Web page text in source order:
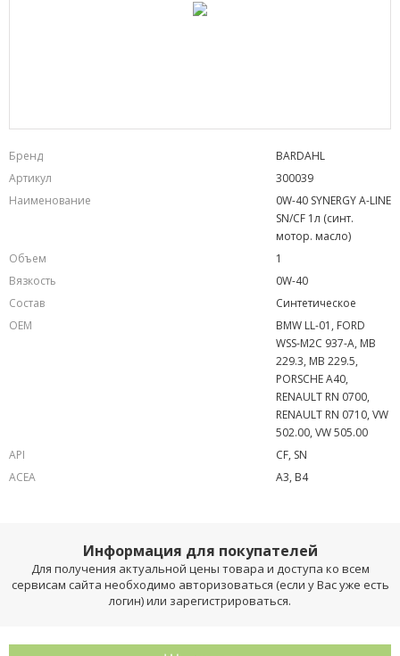
Бренд
BARDAHL
Артикул
300039
Наименование
0W-40 SYNERGY A-LINE
SN/CF 1л (синт.
мотор. масло)
Объем
1
Вязкость
0W-40
Состав
Синтетическое
OEM
BMW LL-01, FORD
WSS-M2C 937-A, MB
229.3, MB 229.5,
PORSCHE A40,
RENAULT RN 0700,
RENAULT RN 0710, VW
502.00, VW 505.00
API
CF, SN
ACEA
A3, B4
Информация для покупателей
Для получения актуальной цены товара и доступа ко всем
сервисам сайта необходимо авторизоваться (если у Вас уже есть
логин) или зарегистрироваться.